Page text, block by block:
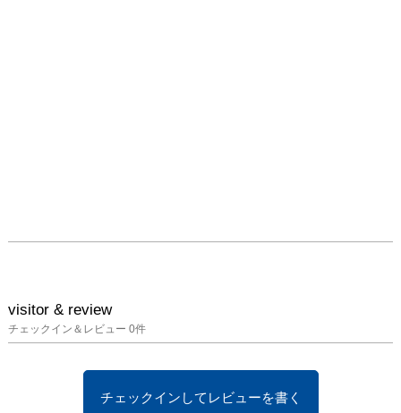
visitor & review
チェックイン＆レビュー 0件
チェックインしてレビューを書く